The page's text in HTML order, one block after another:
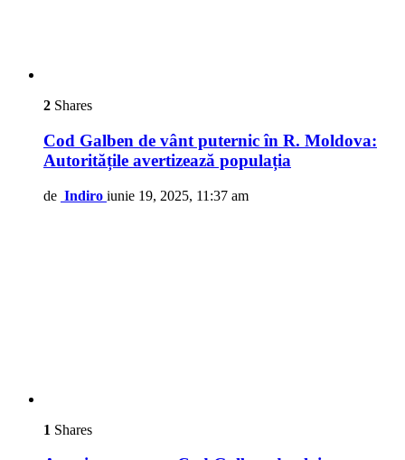
2 Shares
Cod Galben de vânt puternic în R. Moldova:
Autoritățile avertizează populația
de Indiro iunie 19, 2025, 11:37 am
1 Shares